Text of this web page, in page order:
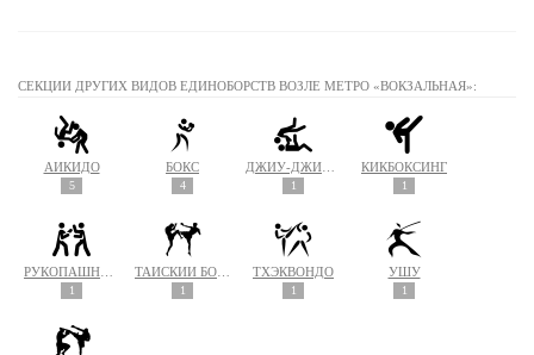
СЕКЦИИ ДРУГИХ ВИДОВ ЕДИНОБОРСТВ ВОЗЛЕ МЕТРО «ВОКЗАЛЬНАЯ»:
АЙКИДО
5
БОКС
4 1
КИКБОКСИНГ
1
1 1
ТХЭКВОНДО
1
УШУ
1